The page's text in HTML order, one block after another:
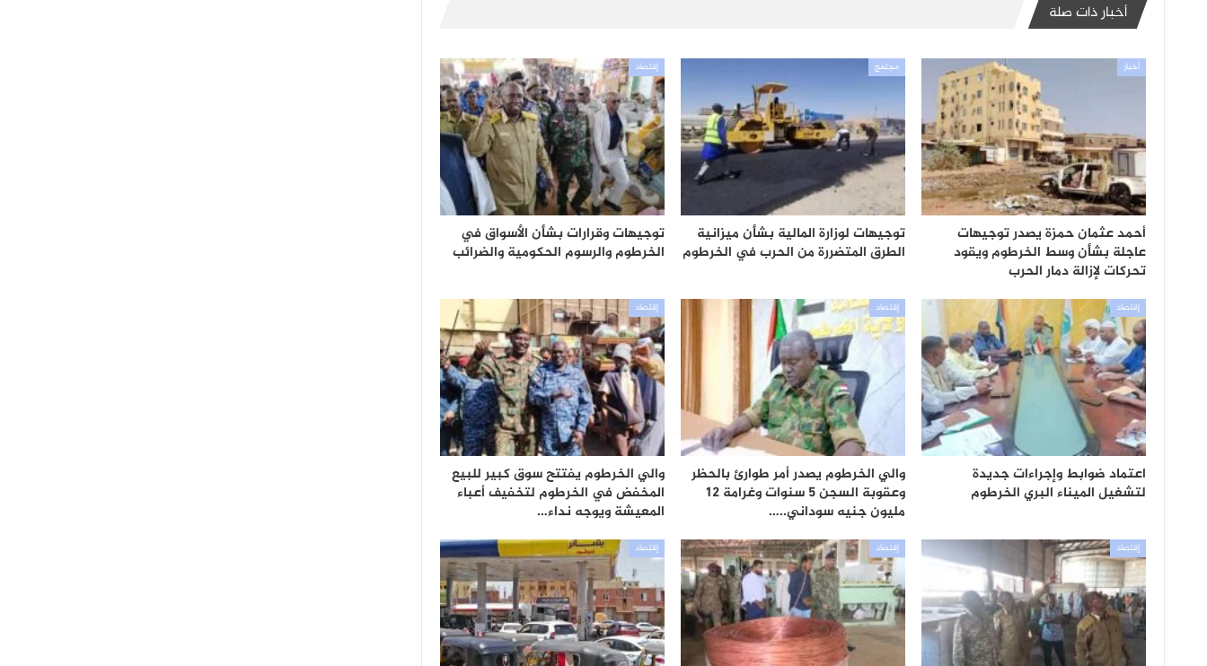
أخبار ذات صلة
أخبار
أحمد عثمان حمزة يصدر توجيهات
عاجلة بشأن وسط الخرطوم ويقود
تحركات لإزالة دمار الحرب
مجتمع
توجيهات لوزارة المالية بشأن ميزانية
الطرق المتضررة من الحرب في الخرطوم
إقتصاد
توجيهات وقرارات بشأن الأسواق في
الخرطوم والرسوم الحكومية والضرائب
إقتصاد
اعتماد ضوابط وإجراءات جديدة
لتشغيل الميناء البري الخرطوم
إقتصاد
والي الخرطوم يصدر أمر طوارئ بالحظر
وعقوبة السجن 5 سنوات وغرامة 12
مليون جنيه سوداني..…
إقتصاد
والي الخرطوم يفتتح سوق كبير للبيع
المخفض في الخرطوم لتخفيف أعباء
المعيشة ويوجه نداء…
إقتصاد إقتصاد إقتصاد